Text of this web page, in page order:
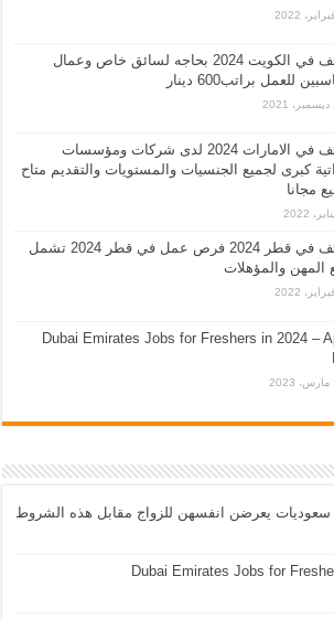
وظائف في الكويت 2024 بحاجه لسائق خاص وعمال
للعمل براتب600 دينار
وظائف في الامارات 2024 لدى شركات ومؤسسات
كبرى لجميع الجنسيات والمستويات والتقديم متاح
مجانا
وظائف في قطر 2024 فرص عمل في قطر 2024 تشمل
المهن والمؤهلات
Dubai Emirates Jobs for Freshers in 2024 –
سعوديات يعرضن انفسهن للزواج مقابل هذه الشروط
Dubai Emirates Jobs for